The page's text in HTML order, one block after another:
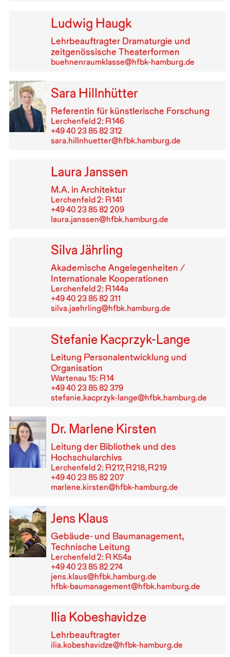
Ludwig Haugk
Lehrbeauftragter Dramaturgie und
zeitgenössische Theaterformen
buehnenraumklasse@hfbk-hamburg.de
Sara Hillnhütter
Referentin für künstlerische Forschung
Lerchenfeld 2: R⁠ ⁠146
+49⁠ ⁠40⁠ ⁠23⁠ ⁠85⁠ ⁠82⁠ ⁠312
sara.hillnhuetter@hfbk.hamburg.de
Laura Janssen
M.A. in Architektur
Lerchenfeld 2: R⁠ ⁠141
+49⁠ ⁠40⁠ ⁠23⁠ ⁠85⁠ ⁠82⁠ ⁠209
laura.janssen@hfbk.hamburg.de
Silva Jährling
Akademische Angelegenheiten /
Internationale Kooperationen
Lerchenfeld 2: R⁠ ⁠144a
+49⁠ ⁠40⁠ ⁠23⁠ ⁠85⁠ ⁠82⁠ ⁠311
silva.jaehrling@hfbk.hamburg.de
Stefanie Kacprzyk-Lange
Leitung Personalentwicklung und
Organisation
Wartenau 15: R⁠ ⁠14
+49⁠ ⁠40⁠ ⁠23⁠ ⁠85⁠ ⁠82⁠ ⁠379
stefanie.kacprzyk-lange@hfbk.hamburg.de
Dr. Marlene Kirsten
Leitung der Bibliothek und des
Hochschularchivs
Lerchenfeld 2: R⁠ ⁠217, R⁠ ⁠218, R⁠ ⁠219
+49⁠ ⁠40⁠ ⁠23⁠ ⁠85⁠ ⁠82⁠ ⁠207
marlene.kirsten@hfbk-hamburg.de
Jens Klaus
Gebäude- und Baumanagement,
Technische Leitung
Lerchenfeld 2: R K54a
+49⁠ ⁠40⁠ ⁠23⁠ ⁠85⁠ ⁠82⁠ ⁠274
jens.klaus@hfbk.hamburg.de
hfbk-baumanagement@hfbk.hamburg.de
Ilia Kobeshavidze
Lehrbeauftragter
ilia.kobeshavidze@hfbk-hamburg.de